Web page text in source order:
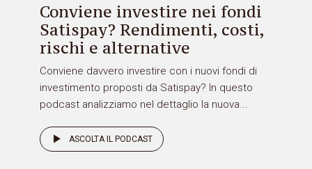
Conviene investire nei fondi
Satispay? Rendimenti, costi,
rischi e alternative
Conviene davvero investire con i nuovi fondi di
investimento proposti da Satispay? In questo
podcast analizziamo nel dettaglio la nuova...
ASCOLTA IL PODCAST